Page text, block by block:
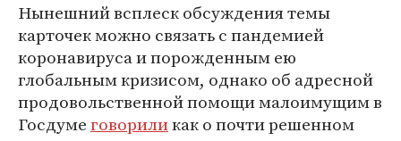
Нынешний всплеск обсуждения темы
карточек можно связать с пандемией
коронавируса и порожденным ею
глобальным кризисом, однако об адресной
продовольственной помощи малоимущим в
Госдумеговориликак о почти решенном